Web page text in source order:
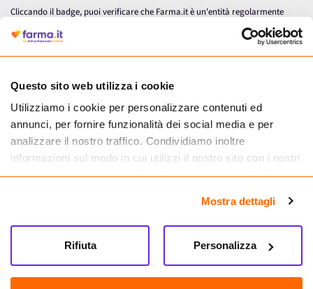
Questo sito web utilizza i cookie
Utilizziamo i cookie per personalizzare contenuti ed
annunci, per fornire funzionalità dei social media e per
analizzare il nostro traffico. Condividiamo inoltre
informazioni sul modo in cui utilizzi il nostro sito con i nostri
partner che si occupano di analisi dei dati web, pubblicità e
informazioni che hai fornito loro o che hanno raccolto dal
tuo utilizzo dei loro servizi.
Mostra dettagli
Personalizza
Rifiuta
Cliccando il badge, puoi verificare che Farma.it è un'entità regolarmente
autorizzata dal Ministero della Salute a effettuare la vendita online di
medicinali.
Farma.it S.a.s. P. IVA 07417261216 REA: NA-884088
CREDITS